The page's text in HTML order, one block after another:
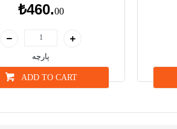
₺460.00
پارچە
ADD TO CART